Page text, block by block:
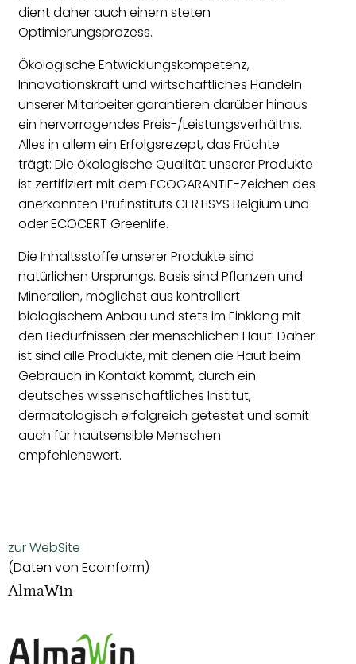
dient daher auch einem steten
Optimierungsprozess.
Ökologische Entwicklungskompetenz,
Innovationskraft und wirtschaftliches Handeln
unserer Mitarbeiter garantieren darüber hinaus
ein hervorragendes Preis-/Leistungsverhältnis.
Alles in allem ein Erfolgsrezept, das Früchte
trägt: Die ökologische Qualität unserer Produkte
ist zertifiziert mit dem ECOGARANTIE-Zeichen des
anerkannten Prüfinstituts CERTISYS Belgium und
oder ECOCERT Greenlife.
Die Inhaltsstoffe unserer Produkte sind
natürlichen Ursprungs. Basis sind Pflanzen und
Mineralien, möglichst aus kontrolliert
biologischem Anbau und stets im Einklang mit
den Bedürfnissen der menschlichen Haut. Daher
ist sind alle Produkte, mit denen die Haut beim
Gebrauch in Kontakt kommt, durch ein
deutsches wissenschaftliches Institut,
dermatologisch erfolgreich getestet und somit
auch für hautsensible Menschen
empfehlenswert.
zur WebSite
(Daten von Ecoinform)
AlmaWin